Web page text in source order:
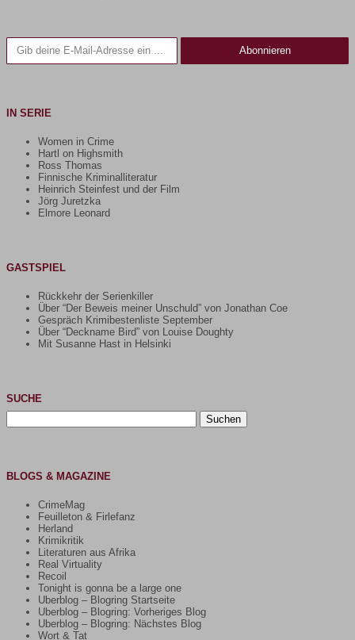
Gib deine E-Mail-Adresse ein ...
Abonnieren
IN SERIE
Women in Crime
Hartl on Highsmith
Ross Thomas
Finnische Kriminalliteratur
Heinrich Steinfest und der Film
Jörg Juretzka
Elmore Leonard
GASTSPIEL
Rückkehr der Serienkiller
Über “Der Beweis meiner Unschuld” von Jonathan Coe
Gespräch Krimibestenliste September
Über “Deckname Bird” von Louise Doughty
Mit Susanne Hast in Helsinki
SUCHE
Suchen
nach:
BLOGS & MAGAZINE
CrimeMag
Feuilleton & Firlefanz
Herland
Krimikritik
Literaturen aus Afrika
Real Virtuality
Recoil
Tonight is gonna be a large one
Uberblog – Blogring Startseite
Uberblog – Blogring: Vorheriges Blog
Uberblog – Blogring: Nächstes Blog
Wort & Tat